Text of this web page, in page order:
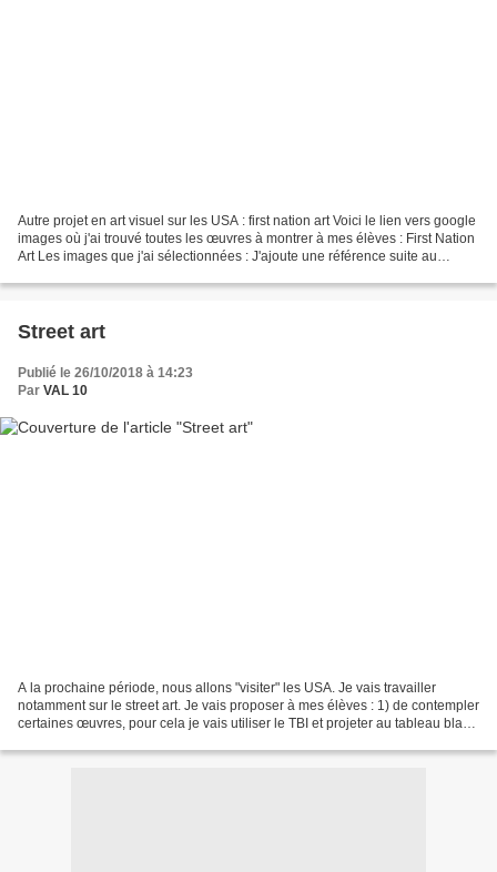
Autre projet en art visuel sur les USA : first nation art Voici le lien vers google
images où j'ai trouvé toutes les œuvres à montrer à mes élèves : First Nation
Art Les images que j'ai sélectionnées : J'ajoute une référence suite au
Street art
Publié le 26/10/2018 à 14:23
Par VAL 10
A la prochaine période, nous allons "visiter" les USA. Je vais travailler
notamment sur le street art. Je vais proposer à mes élèves : 1) de contempler
certaines œuvres, pour cela je vais utiliser le TBI et projeter au tableau blanc